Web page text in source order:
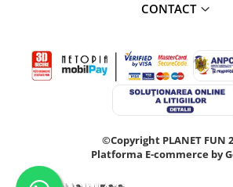
CONTACT
©Copyright PLANET FUN
Platforma E-commerce by